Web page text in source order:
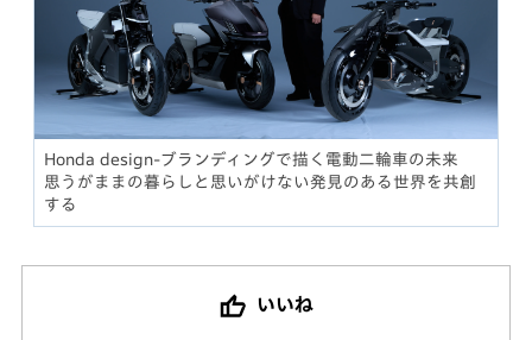
Honda design-ブランディングで描く電動二輪車の未来
思うがままの暮らしと思いがけない発見のある世界を共創
する
いいね